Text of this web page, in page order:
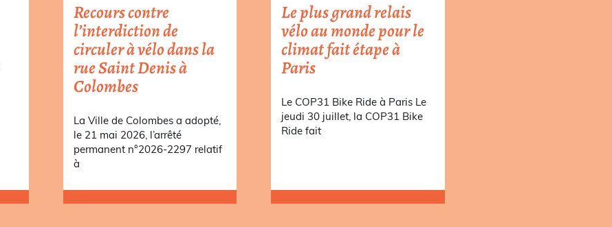
Recours contre
l’interdiction de
circuler à vélo dans la
rue Saint Denis à
Colombes
La Ville de Colombes a adopté,
le 21 mai 2026, l’arrêté
permanent n°2026-2297 relatif
à
Le plus grand relais
vélo au monde pour le
climat fait étape à
Paris
Le COP31 Bike Ride à Paris Le
jeudi 30 juillet, la COP31 Bike
Ride fait